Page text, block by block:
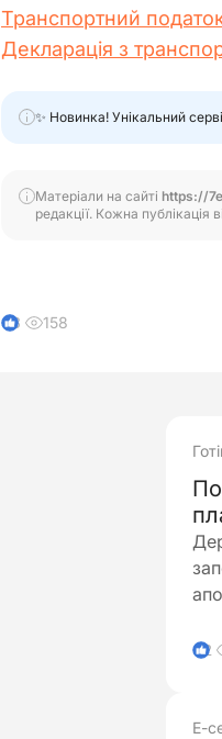
Транспортний
Декларація з
✨ Новинка! Унікальний
Матеріали на сайті https://
редакції. Кожна публікація
3 158
2
Е-